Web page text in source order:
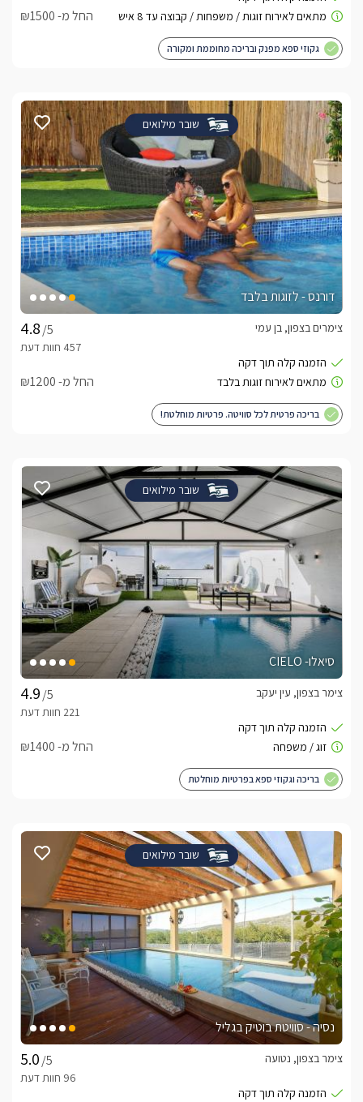
החל מ- ₪1500
גקוזי ספא מפנק ובריכה מחוממת ומקורה
שובר מילואים
דורנס - לזוגות בלבד
/5
צימרים בצפון, בן עמי
החל מ- ₪1200
בריכה פרטית לכל סוויטה. פרטיות מוחלטת!
שובר מילואים
סיאלו- CIELO
/5
צימר בצפון, עין יעקב
החל מ- ₪1400
בריכה וגקוזי ספא בפרטיות מוחלטת
שובר מילואים
נסיה - סוויטת בוטיק בגליל
/5
צימר בצפון, נטועה